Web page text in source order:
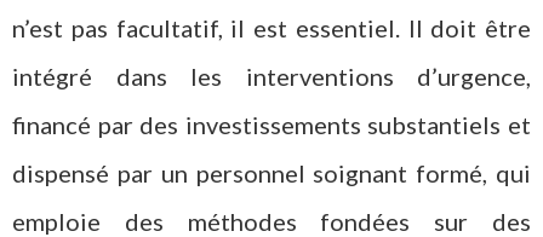
n’est pas facultatif, il est essentiel. Il doit être
intégré dans les interventions d’urgence,
financé par des investissements substantiels et
dispensé par un personnel soignant formé, qui
emploie des méthodes fondées sur des